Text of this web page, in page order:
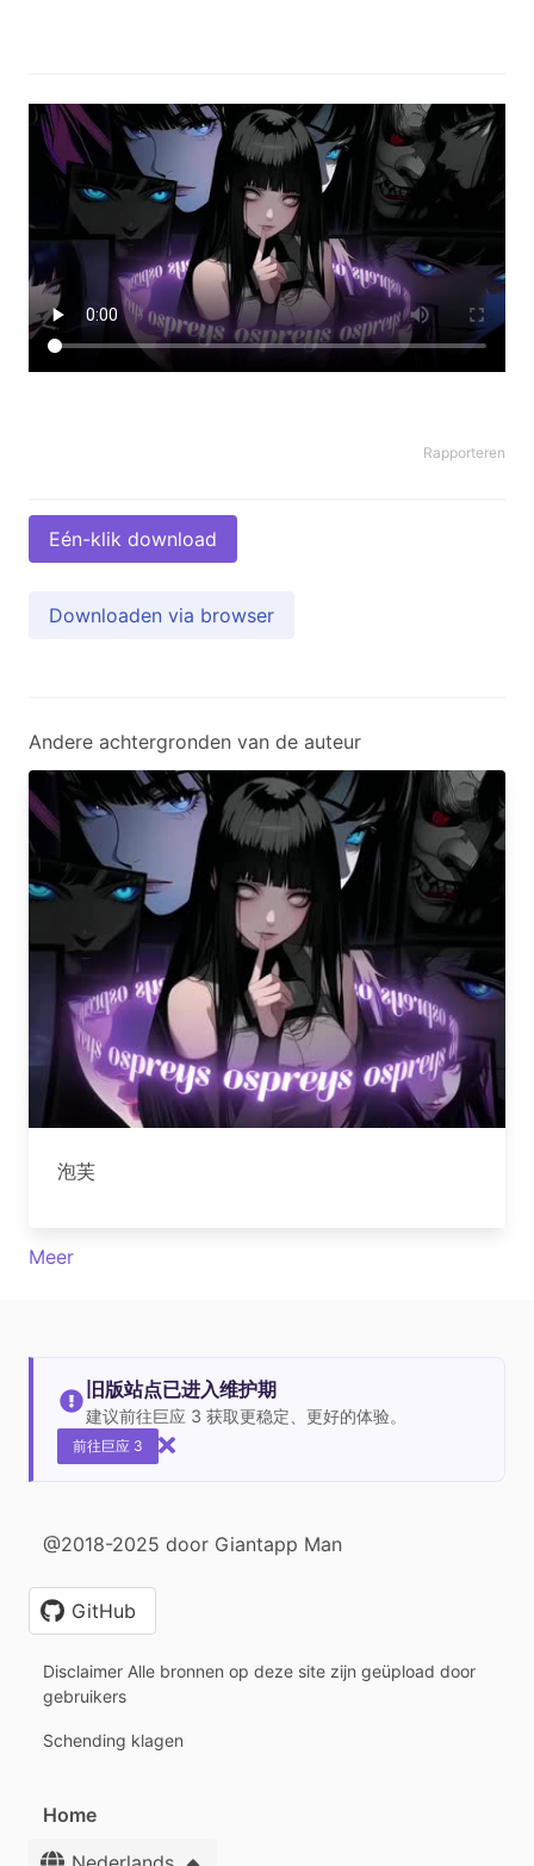
Rapporteren
Eén-klik download
Downloaden via browser
Andere achtergronden van de auteur
泡芙
Meer
旧版站点已进入维护期
建议前往巨应 3 获取更稳定、更好的体验。
前往巨应 3
@2018-2025 door Giantapp Man
GitHub
Disclaimer Alle bronnen op deze site zijn geüpload door
gebruikers
Schending klagen
Home